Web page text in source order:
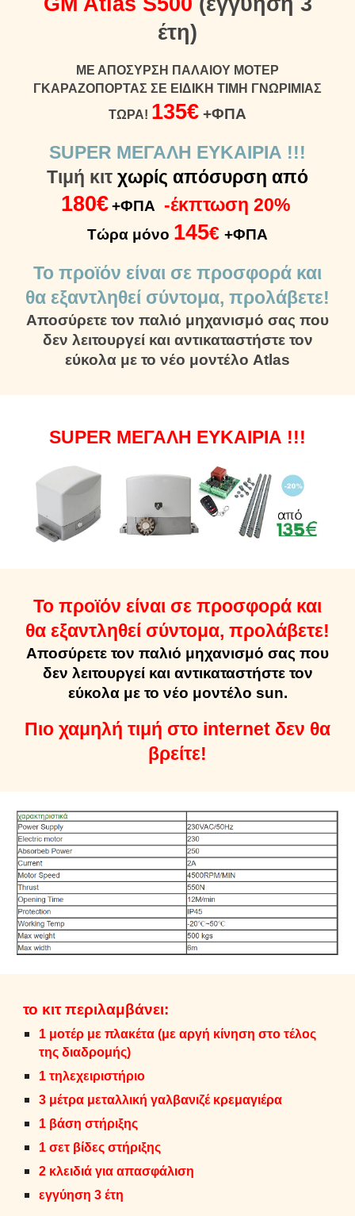
έτη)
ΜΕ ΑΠΟΣΥΡΣΗ ΠΑΛΑΙΟΥ ΜΟΤΕΡ
ΓΚΑΡΑΖΟΠΟΡΤΑΣ ΣΕ ΕΙΔΙΚΗ ΤΙΜΗ ΓΝΩΡΙΜΙΑΣ
ΤΩΡΑ! 135€ +ΦΠΑ
SUPER ΜΕΓΑΛΗ ΕΥΚΑΙΡΙΑ !!!
Τιμή κιτ χωρίς απόσυρση από
180€+ΦΠΑ -έκπτωση 20%
Τώρα μόνο 145€ +ΦΠΑ
Το προϊόν είναι σε προσφορά και
θα εξαντληθεί σύντομα, προλάβετε!
Aποσύρετε τον παλιό μηχανισμό σας που
δεν λειτουργεί και αντικαταστήστε τον
εύκολα με το νέο μοντέλο Atlas
SUPER ΜΕΓΑΛΗ ΕΥΚΑΙΡΙΑ !!!
Το προϊόν είναι σε προσφορά και
θα εξαντληθεί σύντομα, προλάβετε!
Aποσύρετε τον παλιό μηχανισμό σας που
δεν λειτουργεί και αντικαταστήστε τον
εύκολα με το νέο μοντέλο sun.
Πιο χαμηλή τιμή στο internet δεν θα
βρείτε!
το κιτ περιλαμβάνει:
1 μοτέρ με πλακέτα (με αργή κίνηση στο τέλος
της διαδρομής)
1 τηλεχειριστήριο
3 μέτρα μεταλλική γαλβανιζέ κρεμαγιέρα
1 βάση στήριξης
1 σετ βίδες στήριξης
2 κλειδιά για απασφάλιση
εγγύηση 3 έτη